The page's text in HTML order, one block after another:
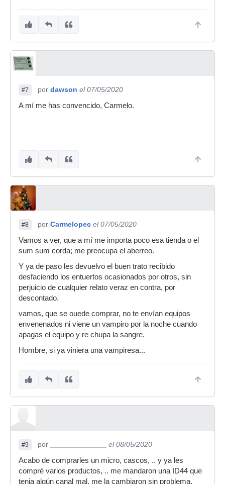
#7 por dawson el 07/05/2020
A mí me has convencido, Carmelo.
#8 por Carmelopec el 07/05/2020
Vamos a ver, que a mí me importa poco esa tienda o el
sum sum corda; me preocupa el aberreo.
Y ya de paso les devuelvo el buen trato recibido
desfaciendo los entuertos ocasionados por otros, sin
perjuicio de cualquier relato veraz en contra, por
descontado.
vamos, que se ouede comprar, no te envían equipos
envenenados ni viene un vampiro por la noche cuando
apagas el equipo y re chupa la sangre.
Hombre, si ya viniera una vampiresa...
#9 por
el 08/05/2020
Acabo de comprarles un micro, cascos, .. y ya les
compré varios productos, .. me mandaron una ID44 que
tenia algún canal mal, me la cambiaron sin problema,